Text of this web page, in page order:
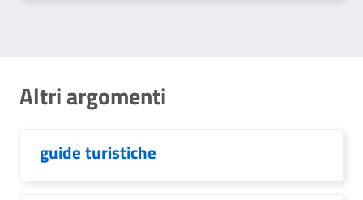
Altri argomenti
guide turistiche